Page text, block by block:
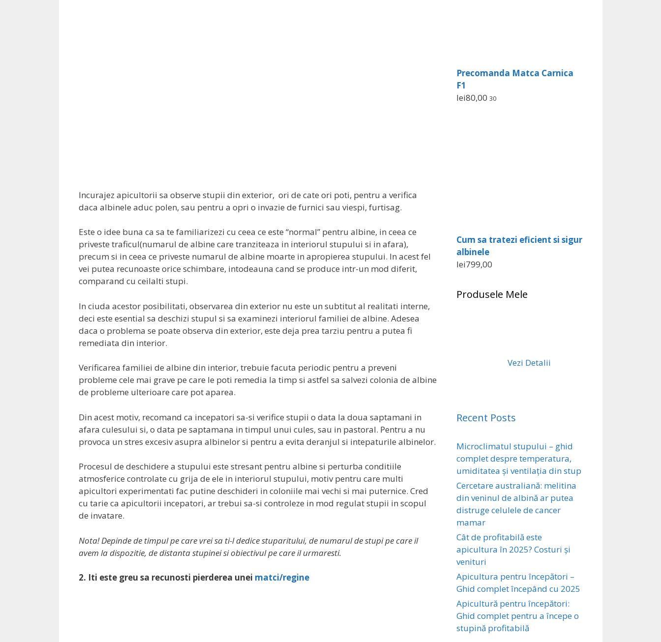
Incurajez apicultorii sa observe stupii din exterior, ori de cate ori poti, pentru a verifica
daca albinele aduc polen, sau pentru a opri o invazie de furnici sau viespi, furtisag.
Este o idee buna ca sa te familiarizezi cu ceea ce este “normal” pentru albine, in ceea ce
priveste traficul(numarul de albine care tranziteaza in interiorul stupului si in afara),
precum si in ceea ce priveste numarul de albine moarte in apropierea stupului. In acest fel
vei putea recunoaste orice schimbare, intodeauna cand se produce intr-un mod diferit,
comparand cu ceilalti stupi.
In ciuda acestor posibilitati, observarea din exterior nu este un subtitut al realitati interne,
deci este esential sa deschizi stupul si sa examinezi interiorul familiei de albine. Adesea
daca o problema se poate observa din exterior, este deja prea tarziu pentru a putea fi
remediata din interior.
Verificarea familiei de albine din interior, trebuie facuta periodic pentru a preveni
probleme cele mai grave pe care le poti remedia la timp si astfel sa salvezi colonia de albine
de probleme ulterioare care pot aparea.
Din acest motiv, recomand ca incepatori sa-si verifice stupii o data la doua saptamani in
afara culesului si, o data pe saptamana in timpul unui cules, sau in pastoral. Pentru a nu
provoca un stres excesiv asupra albinelor si pentru a evita deranjul si intepaturile albinelor.
Procesul de deschidere a stupului este stresant pentru albine si perturba conditiile
atmosferice controlate cu grija de ele in interiorul stupului, motiv pentru care multi
apicultori experimentati fac putine deschideri in coloniile mai vechi si mai puternice. Cred
cu tarie ca apicultorii incepatori, ar trebui sa-si controleze in mod regulat stupii in scopul
de invatare.
Nota! Depinde de timpul pe care vrei sa ti-l dedice stuparitului, de numarul de stupi pe care il
avem la dispozitie, de distanta stupinei si obiectivul pe care il urmaresti.
2. Iti este greu sa recunosti pierderea unei matci/regine
Precomanda Matca Carnica
F1
lei80,00 30
Cum sa tratezi eficient si sigur
albinele
lei799,00
Produsele Mele
Vezi Detalii
Recent Posts
Microclimatul stupului – ghid
complet despre temperatura,
umiditatea și ventilația din stup
Cercetare australiană: melitina
din veninul de albină ar putea
distruge celulele de cancer
mamar
Cât de profitabilă este
apicultura în 2025? Costuri și
venituri
Apicultura pentru începători –
Ghid complet începând cu 2025
Apicultură pentru începători:
Ghid complet pentru a începe o
stupină profitabilă